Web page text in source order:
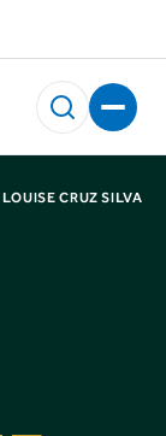
CRUZ SILVA